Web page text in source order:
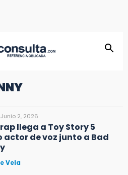
2, 2026
llega a Toy Story 5
actor de voz junto a Bad
Vela